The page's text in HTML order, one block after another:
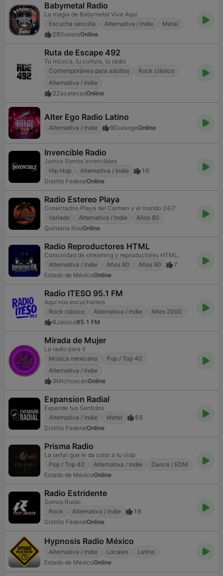
Babymetal Radio
La magia de Babymetal Vive Aquí
Escucha sencilla
Alternativa / Indie
Metal
29SonoraOnline
Ruta de Escape 492
Tu música, tu cultura, tu radio
Contemporánea para adultos
Rock clásico
Alternativa / Indie
2ZacatecasOnline
Alter Ego Radio Latino
Alternativa / Indie 9DurangoOnline
Invencible Radio
Juntos Somos Invencibles
Hip Hop
Alternativa / Indie
10
Distrito FederalOnline
Radio Estereo Playa
Conectadno Playa del Carmen y el mundo 24/7
Variado
Alternativa / Indie
Años 80
Quintana RooOnline
Radio Reproductores HTML
Comunidad de streaming y reproductores HTML.
Alternativa / Indie
Años 80 Años 90
7
Estado de MéxicoOnline
Radio ITESO 95.1 FM
Aquí nos escuchamos
Rock clásico
Alternativa / Indie
Años 2000
6Jalisco95.1 FM
Mirada de Mujer
La radio para ti
Música mexicana
Pop / Top 40
Alternativa / Indie
3MichoacánOnline
Expansion Radial
Expande tus Sentidos
Alternativa / Indie
Metal
55
Distrito FederalOnline
Prisma Radio
La señal que le da color a tu vida
Pop / Top 40
Alternativa / Indie
Dance / EDM
Estado de MéxicoOnline
Radio Estridente
Somos Ruido
Rock
Alternativa / Indie
18
Distrito FederalOnline
Hypnosis Radio México
Alternativa / Indie Locales
Latino
Estado de MéxicoOnline